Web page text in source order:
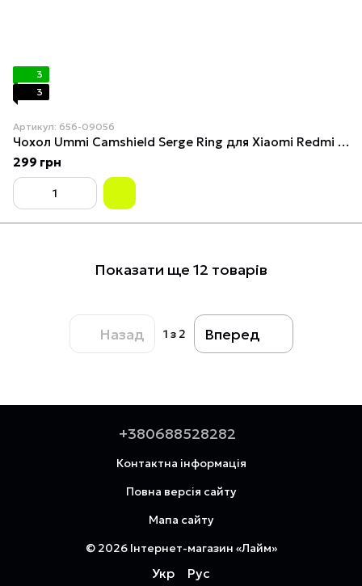
3
3
Артикул: 656-09056
Чохол Ummi Camshield Serge Ring для Xiaomi Redmi Note 15 Pro+ 5G / Poco M8 Pro 5G Navy
299 грн
Показати ще 12 товарів
Назад 1 з 2 Вперед
+380688528282
Контактна інформація
Повна версія сайту
Мапа сайту
© 2026 Інтернет-магазин «Лайм»
Укр Рус